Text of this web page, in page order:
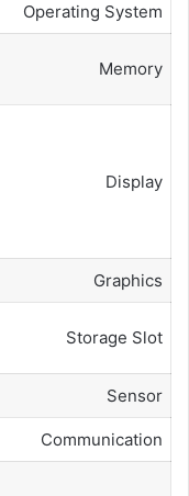
Operating System
Memory
Display
Graphics
Storage Slot
Sensor
Communication